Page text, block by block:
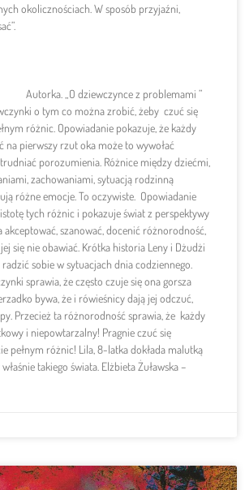
okolicznościach. W sposób przyjaźni,
da się opisać”.
dziewczynce z problemami ”
o tym co można zrobić, żeby czuć się
różnic. Opowiadanie pokazuje, że każdy
na pierwszy rzut oka może to wywołać
porozumienia. Różnice między dziećmi,
zachowaniami, sytuacją rodzinną
różne emocje. To oczywiste. Opowiadanie
tych różnic i pokazuje świat z perspektywy
akceptować, szanować, docenić różnorodność,
się nie obawiać. Krótka historia Leny i Dżudżi
sobie w sytuacjach dnia codziennego.
sprawia, że często czuje się ona gorsza
bywa, że i rówieśnicy dają jej odczuć,
Przecież ta różnorodność sprawia, że każdy
i niepowtarzalny! Pragnie czuć się
pełnym różnic! Lila, 8-latka dokłada malutką
takiego świata. Elżbieta Żuławska –